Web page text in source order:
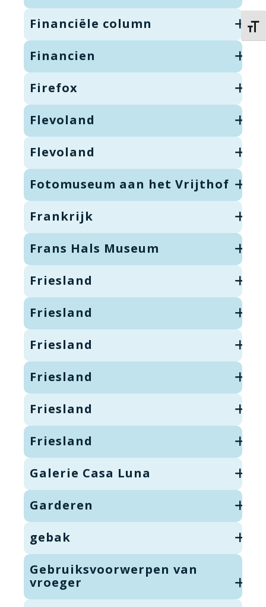
Financiële column
Financien
Firefox
Flevoland
Flevoland
Fotomuseum aan het Vrijthof
Frankrijk
Frans Hals Museum
Friesland
Friesland
Friesland
Friesland
Friesland
Friesland
Galerie Casa Luna
Garderen
gebak
Gebruiksvoorwerpen van
vroeger